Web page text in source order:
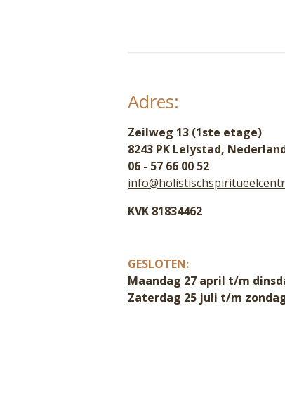
Adres:
Zeilweg 13 (1ste etage)
8243 PK Lelystad,
06 - 57 66 00 52
KVK 81834462
GESLOTEN:
Maandag 27 april t/m
Zaterdag 25 juli t/m